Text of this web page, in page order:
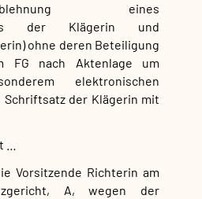
eines
der Klägerin und
ohne deren Beteiligung
FG nach Aktenlage um
elektronischen
der Klägerin mit
…
Vorsitzende Richterin am
A, wegen der